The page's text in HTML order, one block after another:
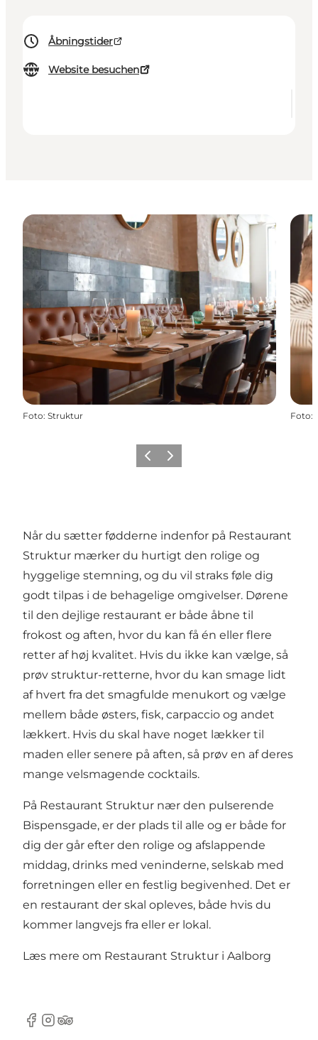
Åbningstider
Website besuchen
Foto: Struktur Foto:
ZurückWeiter
Når du sætter fødderne indenfor på Restaurant
Struktur mærker du hurtigt den rolige og
hyggelige stemning, og du vil straks føle dig
godt tilpas i de behagelige omgivelser. Dørene
til den dejlige restaurant er både åbne til
frokost og aften, hvor du kan få én eller flere
retter af høj kvalitet. Hvis du ikke kan vælge, så
prøv struktur-retterne, hvor du kan smage lidt
af hvert fra det smagfulde menukort og vælge
mellem både østers, fisk, carpaccio og andet
lækkert. Hvis du skal have noget lækker til
maden eller senere på aften, så prøv en af deres
mange velsmagende cocktails.
På Restaurant Struktur nær den pulserende
Bispensgade, er der plads til alle og er både for
dig der går efter den rolige og afslappende
middag, drinks med veninderne, selskab med
forretningen eller en festlig begivenhed. Det er
en restaurant der skal opleves, både hvis du
kommer langvejs fra eller er lokal.
Læs mere om Restaurant Struktur i Aalborg
Facebook
Instagram
Tripadvisor